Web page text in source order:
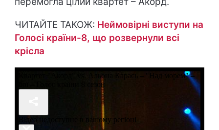
ЧИТАЙТЕ ТАКОЖ: Неймовірні виступи на
Голосі країни-8, що розвернули всі
крісла